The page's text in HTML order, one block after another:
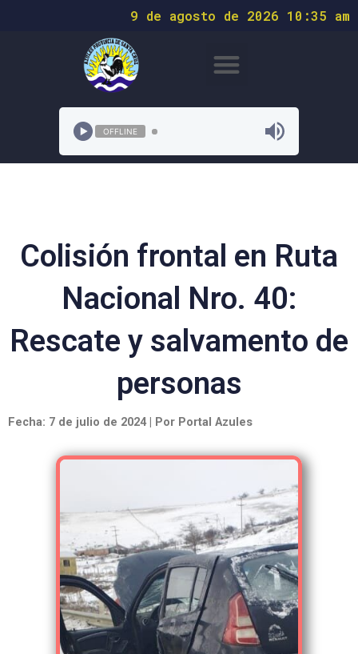
9 de agosto de 2026 10:35 am
OFFLINE
Colisión frontal en Ruta
Nacional Nro. 40:
Rescate y salvamento de
personas
Fecha: 7 de julio de 2024 | Por Portal Azules